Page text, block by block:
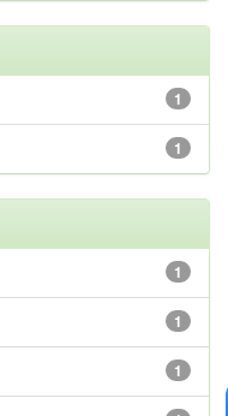
1
1
1
1
1